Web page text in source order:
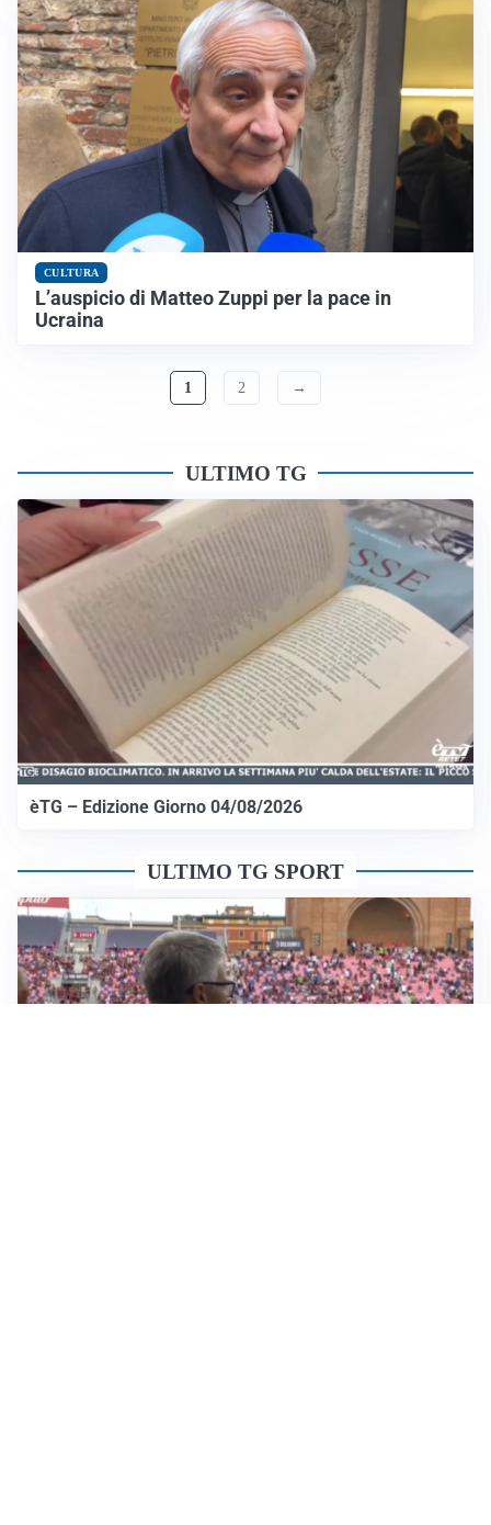
CULTURA
L’auspicio di Matteo Zuppi per la pace in
Ucraina
1 2 →
ULTIMO TG
èTG – Edizione Giorno 04/08/2026
ULTIMO TG SPORT